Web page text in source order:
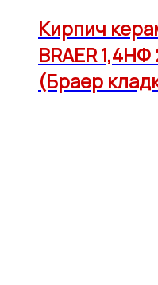
Кирпич
BRAER
(Браер